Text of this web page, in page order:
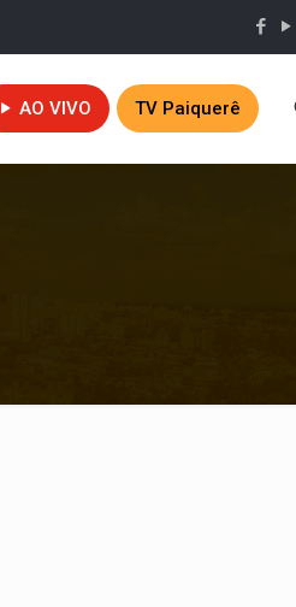
AO VIVO TV Paiquerê